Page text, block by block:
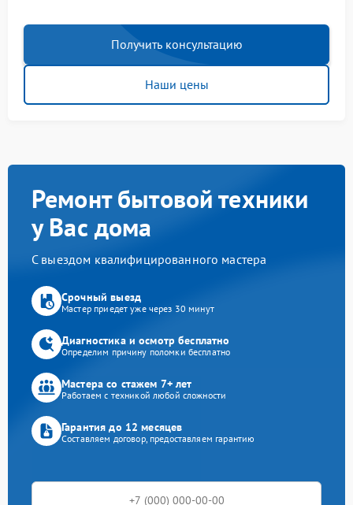
Получить консультацию
Наши цены
Ремонт бытовой техники
у Вас дома
С выездом квалифицированного мастера
Срочный выезд
Мастер приедет уже через 30 минут
Диагностика и осмотр бесплатно
Определим причину поломки бесплатно
Мастера со стажем 7+ лет
Работаем с техникой любой сложности
Гарантия до 12 месяцев
Составляем договор, предоставляем гарантию